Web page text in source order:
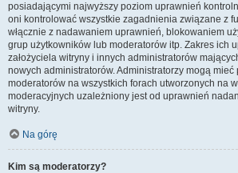
posiadającymi najwyższy poziom uprawnień
oni kontrolować wszystkie zagadnienia związane z
włącznie z nadawaniem uprawnień, blokowaniem
grup użytkowników lub moderatorów itp. Zakres ich
założyciela witryny i innych administratorów
nowych administratorów. Administratorzy mogą mieć
moderatorów na wszystkich forach utworzonych na
moderacyjnych uzależniony jest od uprawnień
witryny.
Na górę
Kim są moderatorzy?